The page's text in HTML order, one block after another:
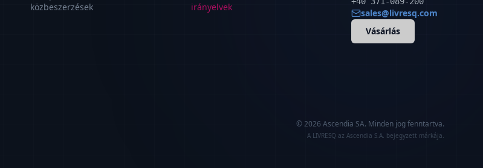
közbeszerzések
irányelvek
sales@livresq.com
Vásárlás
© 2026 Ascendia SA. Minden jog fenntartva.
A LIVRESQ az Ascendia S.A. bejegyzett márkája.